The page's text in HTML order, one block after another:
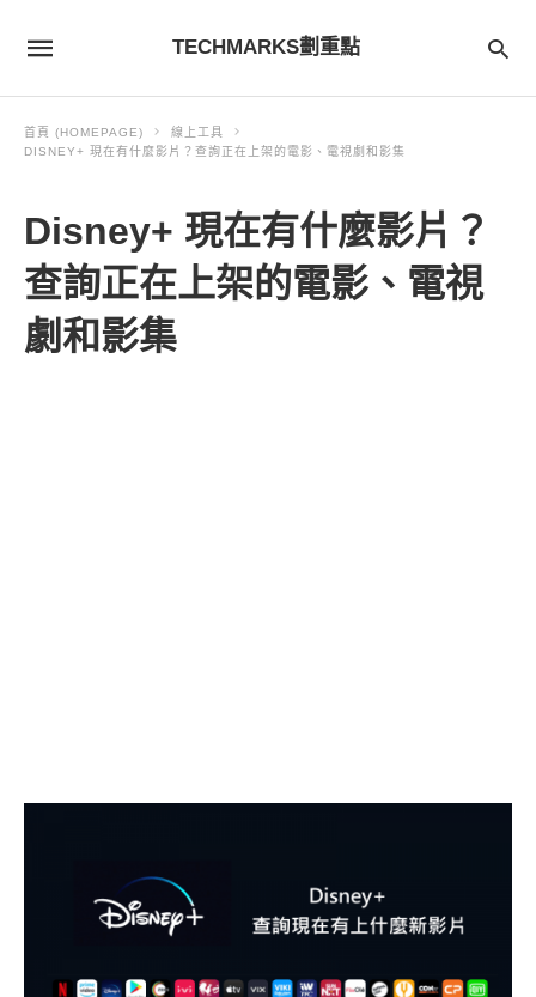
TECHMARKS劃重點
首頁 (HOMEPAGE)
線上工具
DISNEY+ 現在有什麼影片？查詢正在上架的電影、電視劇和影集
Disney+ 現在有什麼影片？
查詢正在上架的電影、電視
劇和影集